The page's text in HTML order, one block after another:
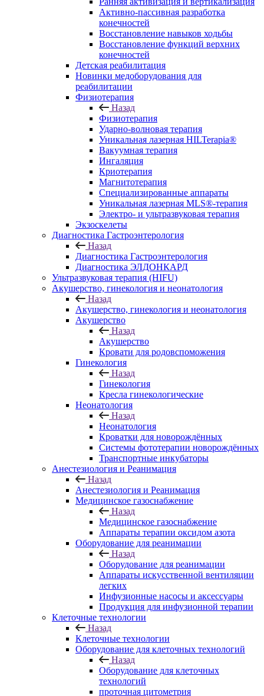
Активно-пассивная разработка
конечностей
Восстановление навыков ходьбы
Восстановление функций верхних
конечностей
Детская реабилитация
Новинки медоборудования для
реабилитации
Физиотерапия
Назад
Физиотерапия
Ударно-волновая терапия
Уникальная лазерная HILTerapia®
Вакуумная терапия
Ингаляция
Криотерапия
Магнитотерапия
Специализированные аппараты
Уникальная лазерная MLS®-терапия
Электро- и ультразвуковая терапия
Экзоскелеты
Диагностика Гастроэнтерология
Назад
Диагностика Гастроэнтерология
Диагностика ЭЛДОНКАРД
Ультразвуковая терапия (HIFU)
Акушерство, гинекология и неонатология
Назад
Акушерство, гинекология и неонатология
Акушерство
Назад
Акушерство
Кровати для родовспоможения
Гинекология
Назад
Гинекология
Кресла гинекологические
Неонатология
Назад
Неонатология
Кроватки для новорождённых
Системы фототерапии новорождённых
Транспортные инкубаторы
Анестезиология и Реанимация
Назад
Анестезиология и Реанимация
Медицинское газоснабжение
Назад
Медицинское газоснабжение
Аппараты терапии оксидом азота
Оборудование для реанимации
Назад
Оборудование для реанимации
Аппараты искусственной вентиляции
легких
Инфузионные насосы и аксессуары
Продукция для инфузионной терапии
Клеточные технологии
Назад
Клеточные технологии
Оборудование для клеточных технологий
Назад
Оборудование для клеточных
технологий
проточная цитометрия